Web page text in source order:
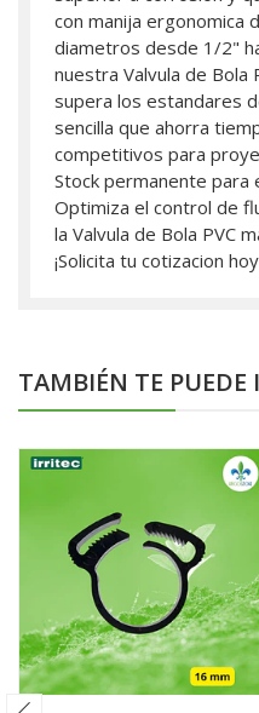
con manija ergonomica
diametros desde 1/2"
nuestra Valvula de Bola
supera los estandares
sencilla que ahorra
competitivos para
Stock permanente para
Optimiza el control de
la Valvula de Bola PVC
¡Solicita tu cotizacion
TAMBIÉN TE PUEDE